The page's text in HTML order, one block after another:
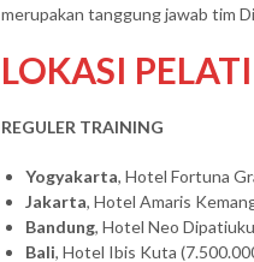
merupakan tanggung jawab tim
LOKASI
REGULER TRAINING
Yogyakarta, Hotel Fortuna
Jakarta, Hotel Amaris
Bandung, Hotel Neo
Bali, Hotel Ibis Kuta